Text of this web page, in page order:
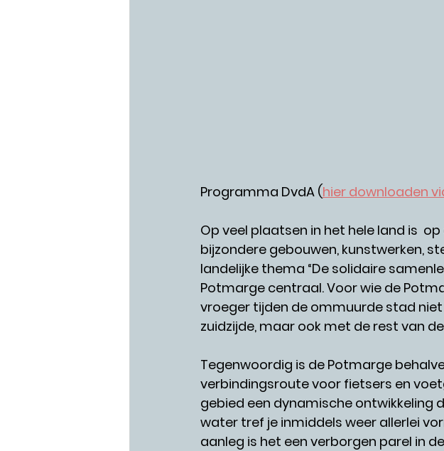
Programma DvdA (hier downloaden
Op veel plaatsen in het hele land is
bijzondere gebouwen, kunstwerken,
landelijke thema “De solidaire
Potmarge centraal. Voor wie de
vroeger tijden de ommuurde stad
zuidzijde, maar ook met de rest van
Tegenwoordig is de Potmarge
verbindingsroute voor fietsers en
gebied een dynamische ontwikkeling
water tref je inmiddels weer allerlei
aanleg is het een verborgen parel in